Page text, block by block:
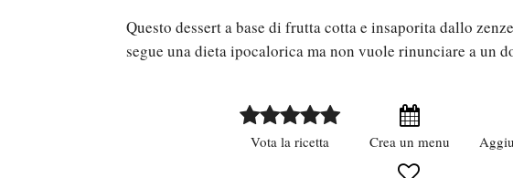
Questo dessert a base di frutta cotta e insaporita dallo
segue una dieta ipocalorica ma non vuole rinunciare a un
Vota la ricetta Crea un menu